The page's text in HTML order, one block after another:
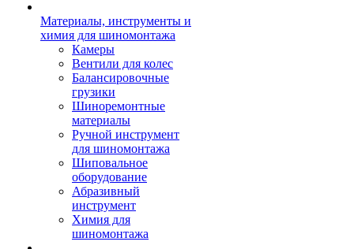
Материалы, инструменты и
химия для шиномонтажа
Камеры
Вентили для колес
Балансировочные
грузики
Шиноремонтные
материалы
Ручной инструмент
для шиномонтажа
Шиповальное
оборудование
Абразивный
инструмент
Химия для
шиномонтажа